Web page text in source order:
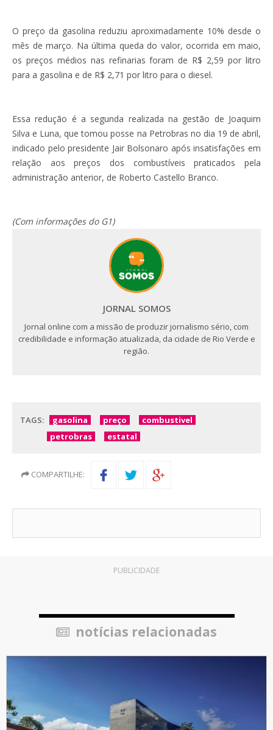
O preço da gasolina reduziu aproximadamente 10% desde o
mês de março. Na última queda do valor, ocorrida em maio,
os preços médios nas refinarias foram de R$ 2,59 por litro
para a gasolina e de R$ 2,71 por litro para o diesel.
Essa redução é a segunda realizada na gestão de Joaquim
Silva e Luna, que tomou posse na Petrobras no dia 19 de abril,
indicado pelo presidente Jair Bolsonaro após insatisfações em
relação aos preços dos combustíveis praticados pela
administração anterior, de Roberto Castello Branco.
(Com informações do G1)
JORNAL SOMOS
Jornal online com a missão de produzir jornalismo sério, com
credibilidade e informação atualizada, da cidade de Rio Verde e
região.
TAGS: gasolina preço
combustivel
petrobras
estatal
COMPARTILHE:
PUBLICIDADE
notícias relacionadas